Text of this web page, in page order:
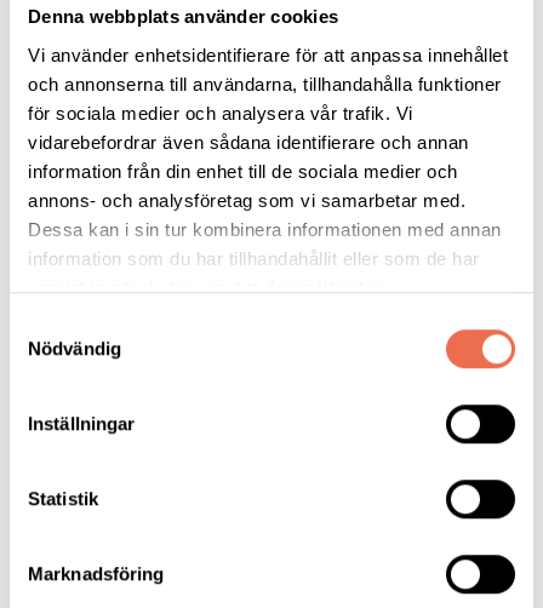
Denna webbplats använder cookies
Vi använder enhetsidentifierare för att anpassa innehållet
och annonserna till användarna, tillhandahålla funktioner
för sociala medier och analysera vår trafik. Vi
vidarebefordrar även sådana identifierare och annan
information från din enhet till de sociala medier och
annons- och analysföretag som vi samarbetar med.
Dessa kan i sin tur kombinera informationen med annan
information som du har tillhandahållit eller som de har
samlat in när du har använt deras tjänster.
Nödvändig
Inställningar
Statistik
Marknadsföring
Anna Gör 1080X1920 Händelse (437,3 KB)
Anna Stärker 1080X1920 Händelse (421,8 KB)